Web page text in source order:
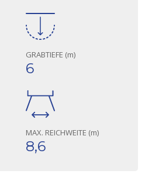
GRABTIEFE (m)
6
MAX. REICHWEITE (m)
8,6